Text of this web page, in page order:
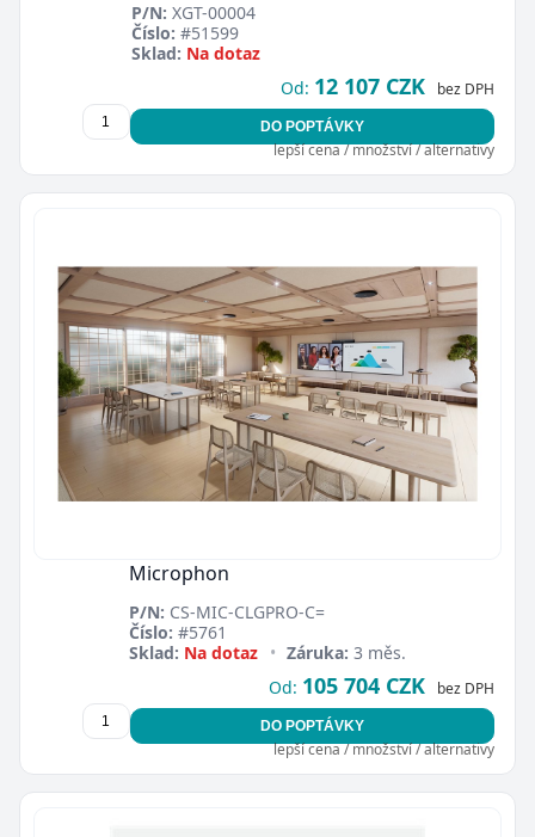
P/N: XGT-00004
Číslo: #51599
Sklad: Na dotaz
Od: 12 107 CZK bez DPH
DO POPTÁVKY
lepší cena / množství / alternativy
Microphon
P/N: CS-MIC-CLGPRO-C=
Číslo: #5761
Sklad: Na dotaz • Záruka: 3 měs.
Od: 105 704 CZK bez DPH
DO POPTÁVKY
lepší cena / množství / alternativy